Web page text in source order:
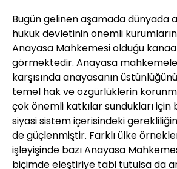
Bugün gelinen aşamada dünyada
hukuk devletinin önemli
Anayasa Mahkemesi olduğu
görmektedir. Anayasa
karşısında anayasanın
temel hak ve özgürlüklerin
çok önemli katkılar sundukları
siyasi sistem içerisindeki
de güçlenmiştir. Farklı ülke
işleyişinde bazı Anayasa
biçimde eleştiriye tabi tutulsa da